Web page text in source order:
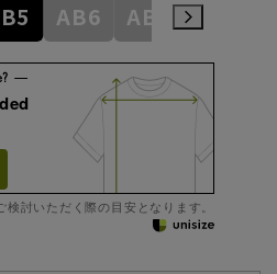
AB6 AB7 BE4
討いただく際の目安となります。